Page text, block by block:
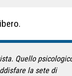
Quello
la sete di